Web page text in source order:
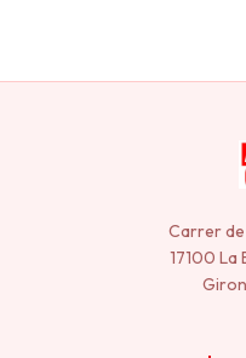
Carrer
17100 La